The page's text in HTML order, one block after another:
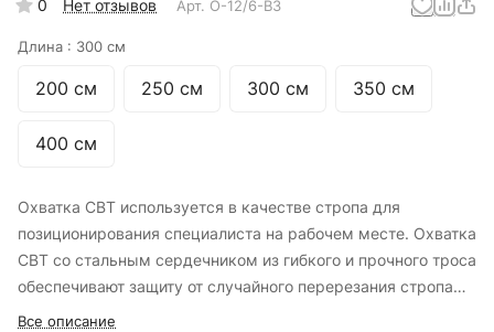
0 Нет отзывов Арт. О-12/6-ВЗ
Длина : 300 см
200 см 250 см 300 см 350 см
400 см
Охватка СВТ используется в качестве стропа для
позиционирования специалиста на рабочем месте. Охватка
СВТ со стальным сердечником из гибкого и прочного троса
обеспечивают защиту от случайного перерезания стропа
ножовкой, бензопилой и иными режущими инструментами.
Все описание